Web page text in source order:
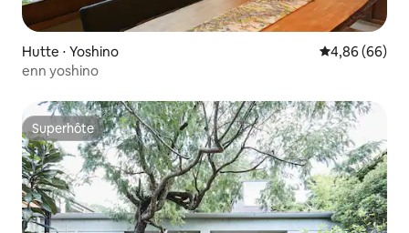
Hutte ⋅ Yoshino Évaluation
4,86 (66)
enn yoshino
Superhôte
Superhôte